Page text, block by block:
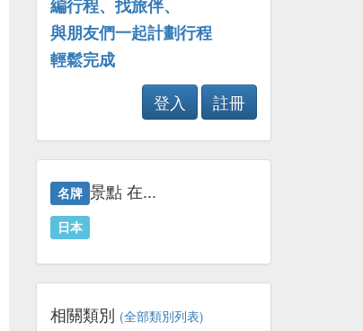
編行程、找旅伴、
與朋友們一起計劃行程
輕鬆完成
登入
註冊
名牌 景點 在...
日本
相關類別 (全部類別列表)